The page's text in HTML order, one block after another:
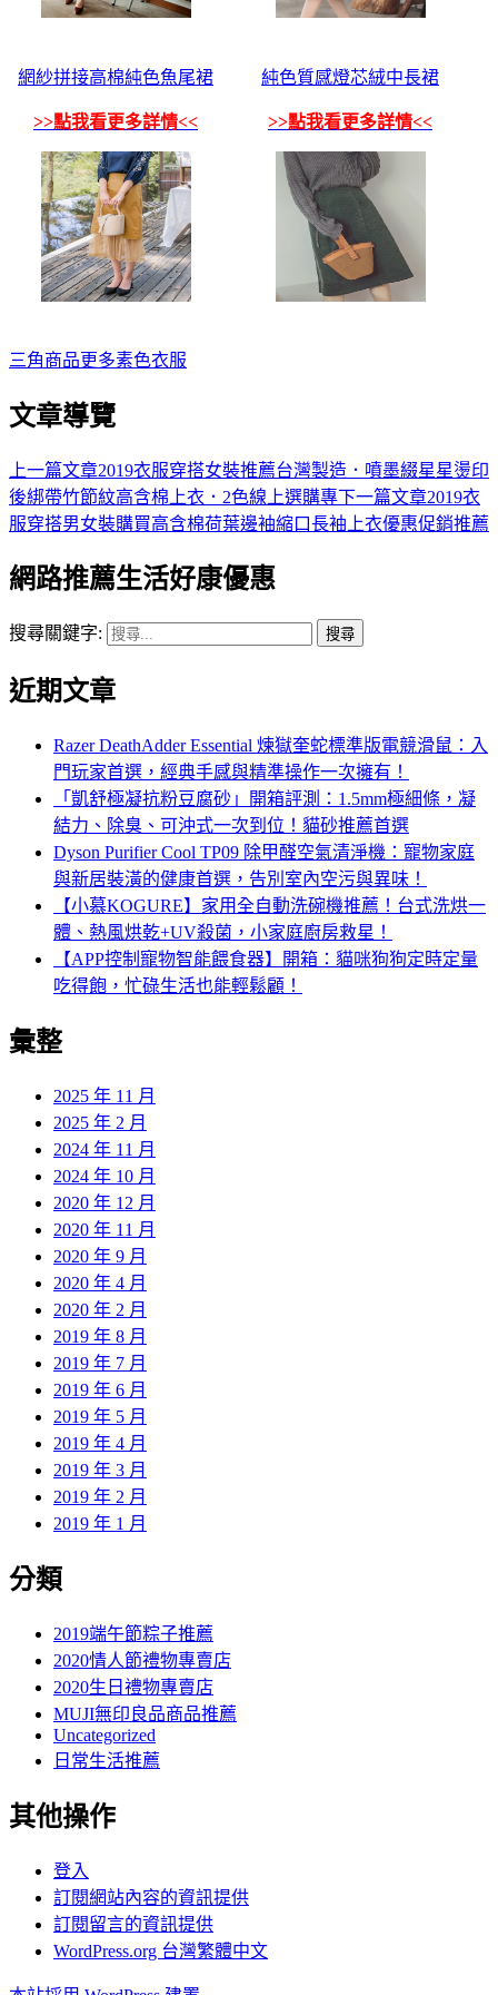
網紗拼接高棉純色魚尾裙
>>點我看更多詳情<<
純色質感燈芯絨中長裙
>>點我看更多詳情<<
三角商品更多素色衣服
文章導覽
上一篇文章2019衣服穿搭女裝推薦台灣製造．噴墨綴星星燙印
後綁帶竹節紋高含棉上衣．2色線上選購專下一篇文章2019衣
服穿搭男女裝購買高含棉荷葉邊袖縮口長袖上衣優惠促銷推薦
網路推薦生活好康優惠
搜尋關鍵字:
近期文章
Razer DeathAdder Essential 煉獄奎蛇標準版電競滑鼠：入
門玩家首選，經典手感與精準操作一次擁有！
「凱舒極凝抗粉豆腐砂」開箱評測：1.5mm極細條，凝
結力、除臭、可沖式一次到位！貓砂推薦首選
Dyson Purifier Cool TP09 除甲醛空氣清淨機：寵物家庭
與新居裝潢的健康首選，告別室內空污與異味！
【小慕KOGURE】家用全自動洗碗機推薦！台式洗烘一
體、熱風烘乾+UV殺菌，小家庭廚房救星！
【APP控制寵物智能餵食器】開箱：貓咪狗狗定時定量
吃得飽，忙碌生活也能輕鬆顧！
彙整
2025 年 11 月
2025 年 2 月
2024 年 11 月
2024 年 10 月
2020 年 12 月
2020 年 11 月
2020 年 9 月
2020 年 4 月
2020 年 2 月
2019 年 8 月
2019 年 7 月
2019 年 6 月
2019 年 5 月
2019 年 4 月
2019 年 3 月
2019 年 2 月
2019 年 1 月
分類
2019端午節粽子推薦
2020情人節禮物專賣店
2020生日禮物專賣店
MUJI無印良品商品推薦
Uncategorized
日常生活推薦
其他操作
登入
訂閱網站內容的資訊提供
訂閱留言的資訊提供
WordPress.org 台灣繁體中文